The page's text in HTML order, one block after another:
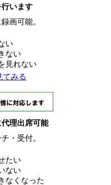
います
画可能。
い
ない
見れない
てみる
理出席可能
・受付。
たい
ない
なくなった